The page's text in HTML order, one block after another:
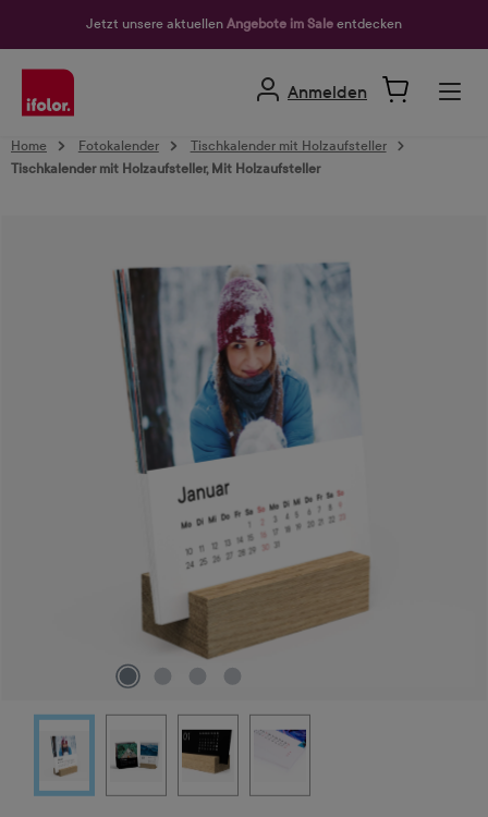
Jetzt unsere aktuellen Angebote im Sale entdecken
Anmelden
Home Fotokalender
Tischkalender mit Holzaufsteller
Tischkalender mit Holzaufsteller, Mit Holzaufsteller